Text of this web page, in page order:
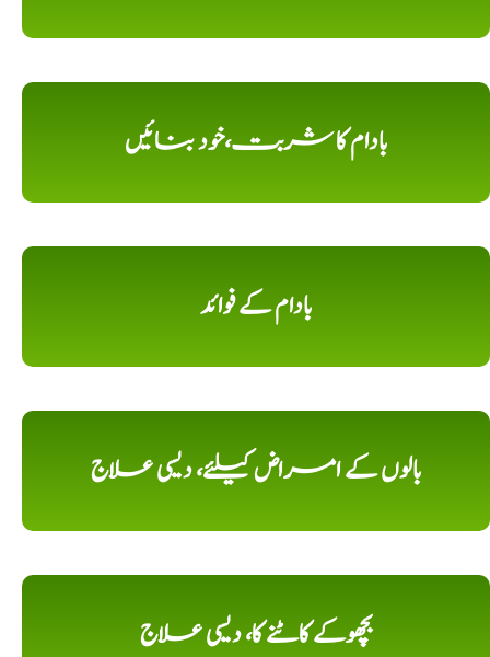
بادام کا شربت،خود بنائیں
بادام کے فوائد
بالوں کے امراض کیلئے، دیسی علاج
بچھوکے کاٹنے کا، دیسی علاج